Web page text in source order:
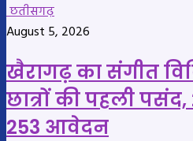
छतीसगढ़
August 5, 2026
खैरागढ़ का संगीत
छात्रों की पहली
253 आवेदन